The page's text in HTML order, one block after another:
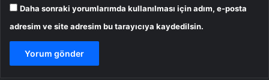
Daha sonraki yorumlarımda kullanılması için adım, e-posta
adresim ve site adresim bu tarayıcıya kaydedilsin.